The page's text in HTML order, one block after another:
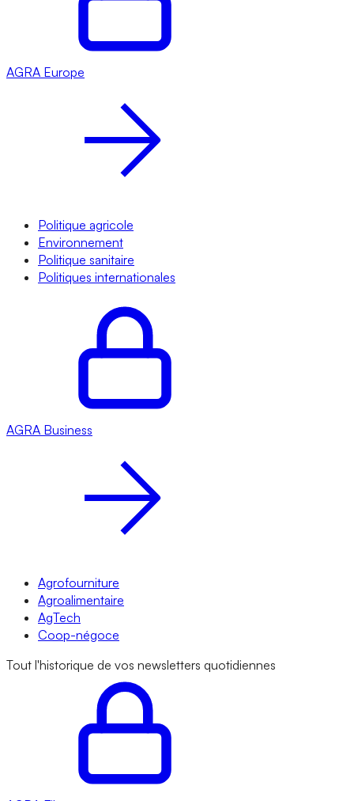
AGRA Europe
Politique agricole
Environnement
Politique sanitaire
Politiques internationales
AGRA Business
Agrofourniture
Agroalimentaire
AgTech
Coop-négoce
Tout l'historique de vos newsletters quotidiennes